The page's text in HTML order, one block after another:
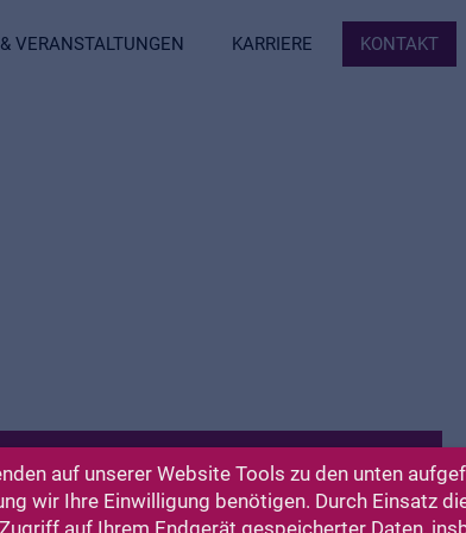
auf unserer Website Tools zu den unten
wir Ihre Einwilligung benötigen. Durch Einsatz
VERANSTALTUNGEN KARRIERE KONTAKT
Haus Weiltal